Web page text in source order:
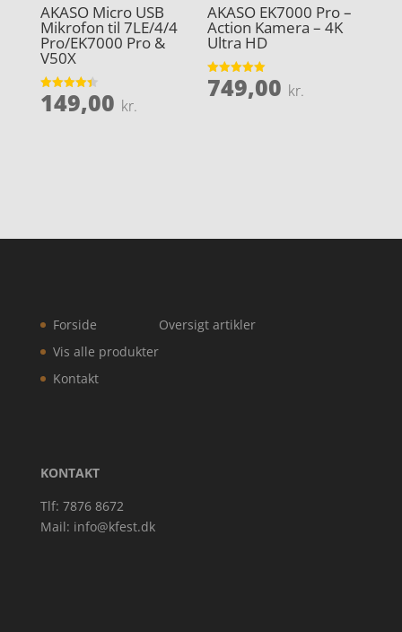
AKASO Micro USB
Mikrofon til 7LE/4/4
Pro/EK7000 Pro &
V50X
Vurderet
149,00 kr.
AKASO EK7000 Pro –
Action Kamera – 4K
Ultra HD
Vurderet
5
749,00 kr.
Forside
Vis alle produkter
Kontakt
Oversigt artikler
KONTAKT
Tlf: 7876 8672
Mail: info@kfest.dk